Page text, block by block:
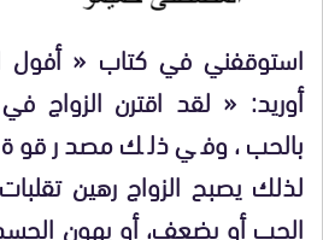
استوقفني في كتاب «
أوريد: « لقد اقترن الزواج
بالحب، وفي ذلك مصدر
لذلك يصبح الزواج رهين
الحب أو يضعف، أو يهون